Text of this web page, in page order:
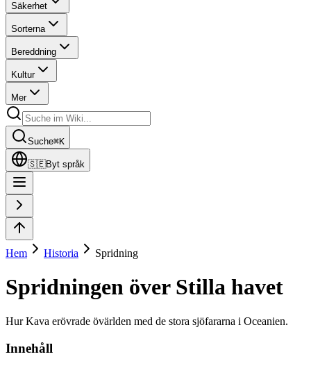
Säkerhet
Sorterna
Bereddning
Kultur
Mer
Suche⌘K
🇸🇪Byt språk
Hem Historia Spridning
Spridningen över Stilla havet
Hur Kava erövrade övärlden med de stora sjöfararna i Oceanien.
Innehåll